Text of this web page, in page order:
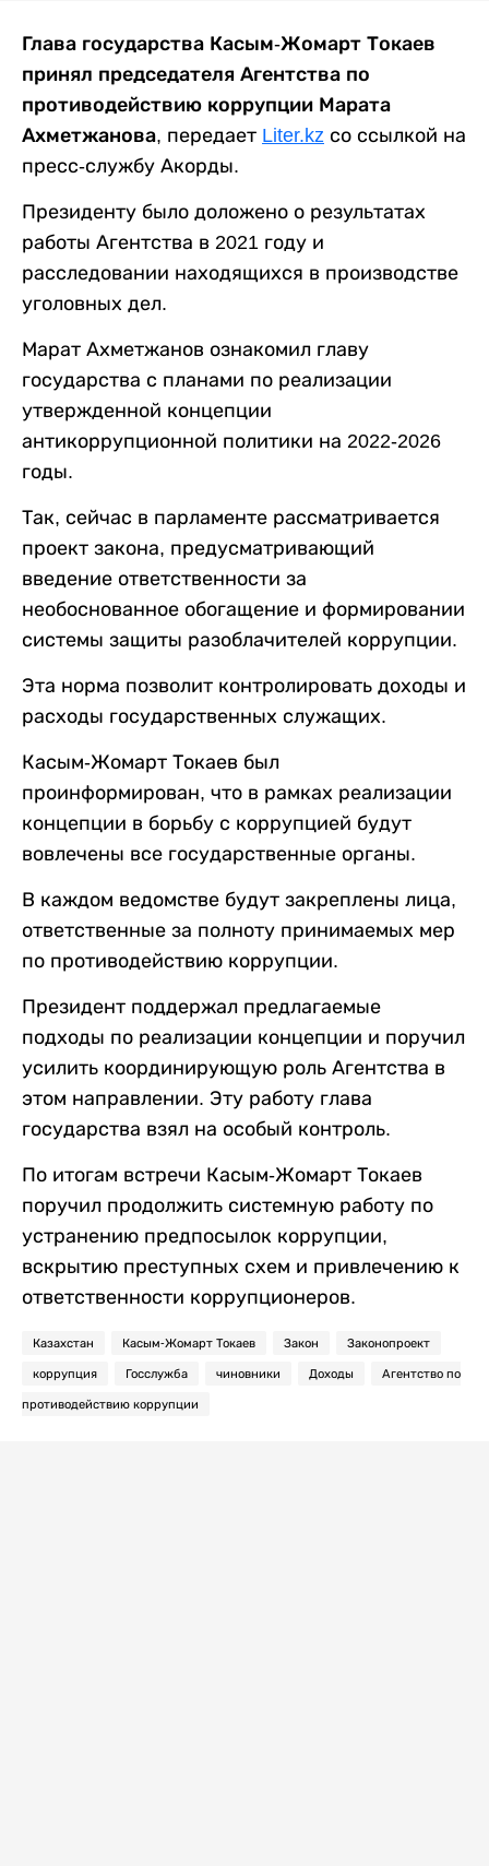
Глава государства Касым-Жомарт Токаев
принял председателя Агентства по
противодействию коррупции Марата
Ахметжанова, передает Liter.kz со ссылкой на
пресс-службу Акорды.
Президенту было доложено о результатах
работы Агентства в 2021 году и
расследовании находящихся в производстве
уголовных дел.
Марат Ахметжанов ознакомил главу
государства с планами по реализации
утвержденной концепции
антикоррупционной политики на 2022-2026
годы.
Так, сейчас в парламенте рассматривается
проект закона, предусматривающий
введение ответственности за
необоснованное обогащение и формировании
системы защиты разоблачителей коррупции.
Эта норма позволит контролировать доходы и
расходы государственных служащих.
Касым-Жомарт Токаев был
проинформирован, что в рамках реализации
концепции в борьбу с коррупцией будут
вовлечены все государственные органы.
В каждом ведомстве будут закреплены лица,
ответственные за полноту принимаемых мер
по противодействию коррупции.
Президент поддержал предлагаемые
подходы по реализации концепции и поручил
усилить координирующую роль Агентства в
этом направлении. Эту работу глава
государства взял на особый контроль.
По итогам встречи Касым-Жомарт Токаев
поручил продолжить системную работу по
устранению предпосылок коррупции,
вскрытию преступных схем и привлечению к
ответственности коррупционеров.
Казахстан Касым-Жомарт Токаев Закон Законопроект
коррупция Госслужба чиновники Доходы Агентство по
противодействию коррупции